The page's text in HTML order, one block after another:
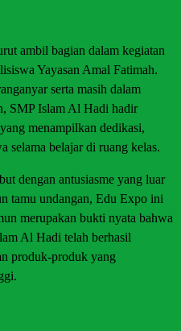
ambil bagian dalam kegiatan
Yayasan Amal Fatimah.
serta masih dalam
SMP Islam Al Hadi hadir
menampilkan dedikasi,
selama belajar di ruang kelas.
dengan antusiasme yang luar
tamu undangan, Edu Expo ini
merupakan bukti nyata bahwa
Al Hadi telah berhasil
produk-produk yang